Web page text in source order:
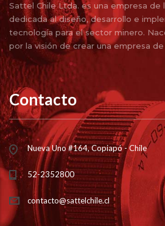
Sattel Chile Ltda. es una empresa de
dedicada al diseño, desarrollo e
tecnología para el sector minero.
por la visión de crear una empresa
Contacto
Nueva Uno #164, Copiapó - Chile
52-2352800
contacto@sattelchile.cl